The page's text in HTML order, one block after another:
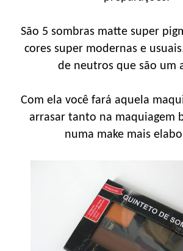
São 5 sombras matte super
cores super modernas e
de neutros que são um
Com ela você fará aquela
arrasar tanto na maquiagem
numa make mais